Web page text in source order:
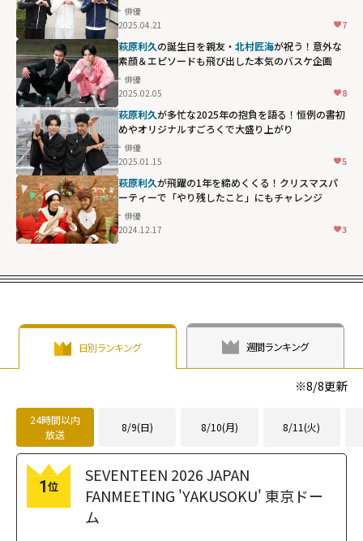
俳優
2025.04.21
7
萩原利久の誕生日を親友・ 北村匠海が祝う！意外な
素顔＆エピソードも飛び出した本気のバスケ企画
俳優
2025.02.05
8
萩原利久が多忙な2025年の抱負を語る！恒例の書初
めやオリジナルすごろくで大盛り上がり
俳優
2025.01.15
5
萩原利久が飛躍の1年を締めくくる！クリスマスパ
ーティーで「やり残したこと」にもチャレンジ
俳優
2024.12.17
3
日別ランキング 週間ランキング
※8/8更新
24時間以内
放送
8/9(日) 8/10(月) 8/11(火)
1位
SEVENTEEN 2026 JAPAN
FANMEETING 'YAKUSOKU' 東京ドー
ム